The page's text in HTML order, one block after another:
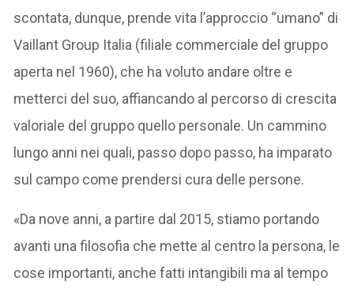
scontata, dunque, prende vita l’approccio “umano” di
Vaillant Group Italia (filiale commerciale del gruppo
aperta nel 1960), che ha voluto andare oltre e
metterci del suo, affiancando al percorso di crescita
valoriale del gruppo quello personale. Un cammino
lungo anni nei quali, passo dopo passo, ha imparato
sul campo come prendersi cura delle persone.
«Da nove anni, a partire dal 2015, stiamo portando
avanti una filosofia che mette al centro la persona, le
cose importanti, anche fatti intangibili ma al tempo